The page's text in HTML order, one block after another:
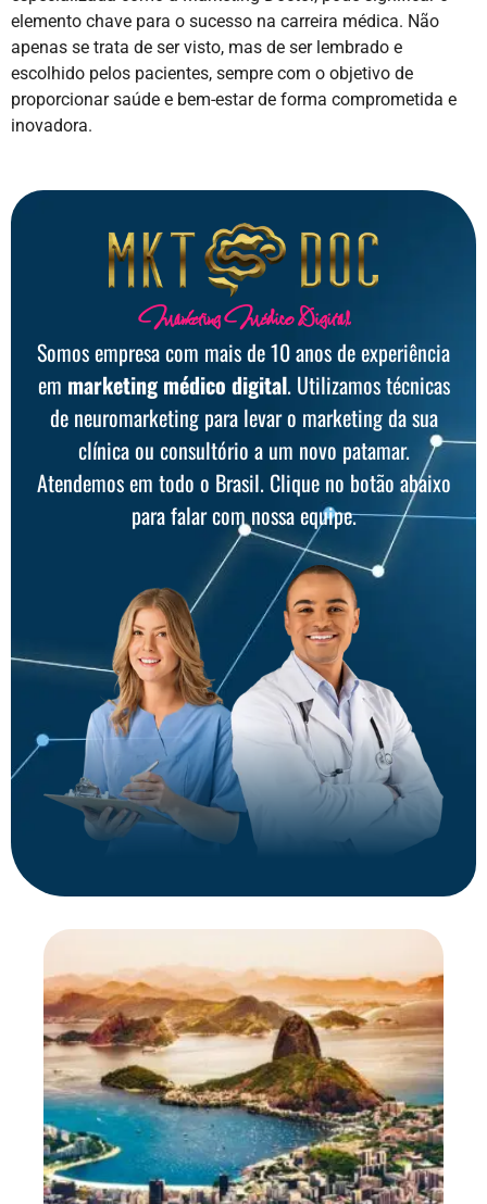
elemento chave para o sucesso na carreira médica. Não
apenas se trata de ser visto, mas de ser lembrado e
escolhido pelos pacientes, sempre com o objetivo de
proporcionar saúde e bem-estar de forma comprometida e
inovadora.
Marketing Médico Digital
Somos empresa com mais de 10 anos de experiência
em marketing médico digital. Utilizamos técnicas
de neuromarketing para levar o marketing da sua
clínica ou consultório a um novo patamar.
Atendemos em todo o Brasil. Clique no botão abaixo
para falar com nossa equipe.